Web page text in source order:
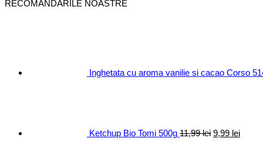
RECOMANDARILE NOASTRE
Inghetata cu aroma vanilie si cacao Corso
Ketchup Bio Tomi 500g 11,99lei 9,99 lei